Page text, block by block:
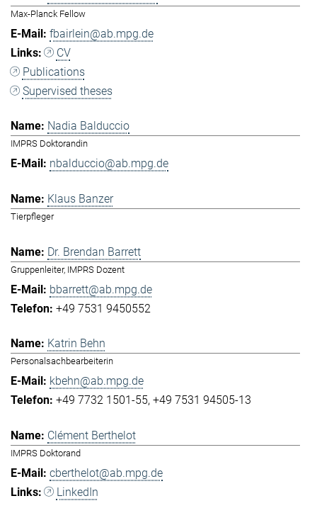
Max-Planck Fellow
fbairlein@ab.mpg.de
CV
Publications
Supervised theses
Nadia Balduccio
IMPRS Doktorandin
nbalduccio@ab.mpg.de
Klaus Banzer
Tierpfleger
Dr. Brendan Barrett
Gruppenleiter, IMPRS Dozent
bbarrett@ab.mpg.de
+49 7531 9450552
Katrin Behn
Personalsachbearbeiterin
kbehn@ab.mpg.de
+49 7732 1501-55 +49 7531 94505-13
Clément Berthelot
IMPRS Doktorand
cberthelot@ab.mpg.de
LinkedIn